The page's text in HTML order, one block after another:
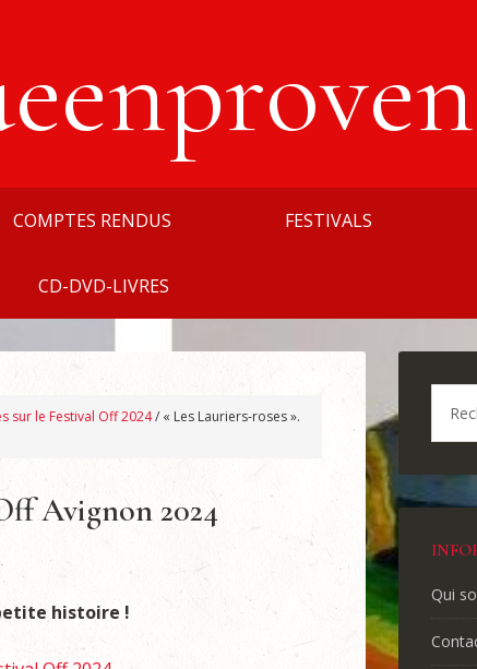
COMPTES RENDUS FESTIVALS
CD-DVD-LIVRES
sur le Festival Off 2024/ « Les Lauriers-roses ».
Avignon 2024
histoire !
Qui